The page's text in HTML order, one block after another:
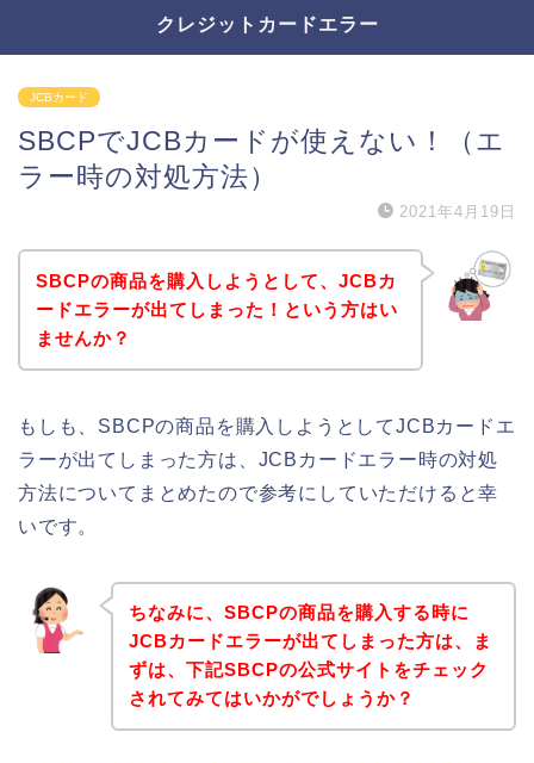
クレジットカードエラー
JCBカード
SBCPでJCBカードが使えない！（エ
ラー時の対処方法）
2021年4月19日
SBCPの商品を購入しようとして、JCBカ
ードエラーが出てしまった！という方はい
ませんか？
もしも、SBCPの商品を購入しようとしてJCBカードエ
ラーが出てしまった方は、JCBカードエラー時の対処
方法についてまとめたので参考にしていただけると幸
いです。
ちなみに、SBCPの商品を購入する時に
JCBカードエラーが出てしまった方は、ま
ずは、下記SBCPの公式サイトをチェック
されてみてはいかがでしょうか？